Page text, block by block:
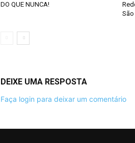
DO QUE NUNCA!
São
DEIXE UMA RESPOSTA
Faça login para deixar um comentário